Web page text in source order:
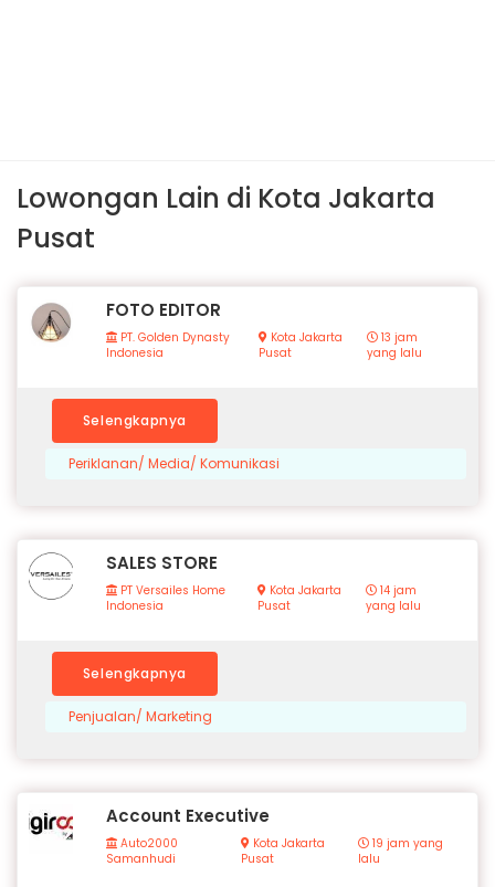
Lowongan Lain di Kota Jakarta
Pusat
FOTO EDITOR
PT. Golden Dynasty
Indonesia
Kota Jakarta
Pusat
13 jam
yang lalu
Selengkapnya
Periklanan/ Media/ Komunikasi
SALES STORE
PT Versailes Home
Indonesia
Kota Jakarta
Pusat
14 jam
yang lalu
Selengkapnya
Penjualan/ Marketing
Account Executive
Auto2000
Samanhudi
Kota Jakarta
Pusat
19 jam yang
lalu